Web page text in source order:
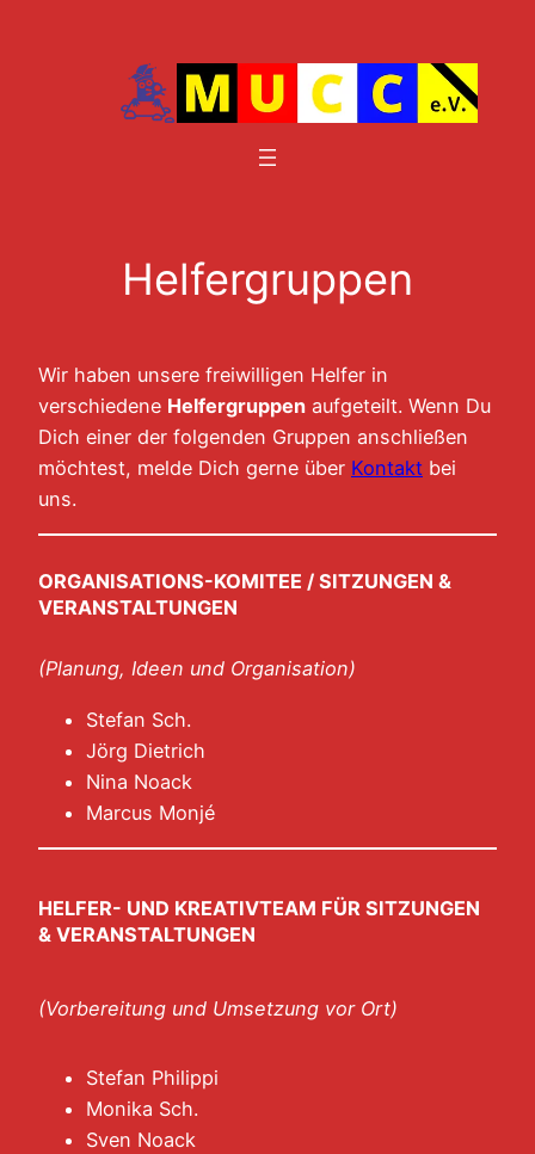
Helfergruppen
Wir haben unsere freiwilligen Helfer in
verschiedene Helfergruppen aufgeteilt. Wenn Du
Dich einer der folgenden Gruppen anschließen
möchtest, melde Dich gerne über Kontakt bei
uns.
ORGANISATIONS-KOMITEE / SITZUNGEN &
VERANSTALTUNGEN
(Planung, Ideen und Organisation)
Stefan Sch.
Jörg Dietrich
Nina Noack
Marcus Monjé
HELFER- UND KREATIVTEAM FÜR SITZUNGEN
& VERANSTALTUNGEN
(Vorbereitung und Umsetzung vor Ort)
Stefan Philippi
Monika Sch.
Sven Noack